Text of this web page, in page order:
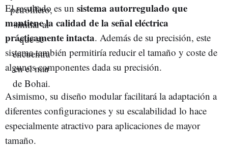
El resultado es un sistema autorregulado que
mantiene la calidad de la señal eléctrica
prácticamente intacta. Además de su precisión, este
sistema también permitiría reducir el tamaño y coste de
algunos componentes dada su precisión.
Asimismo, su diseño modular facilitará la adaptación a
diferentes configuraciones y su escalabilidad lo hace
especialmente atractivo para aplicaciones de mayor
tamaño.